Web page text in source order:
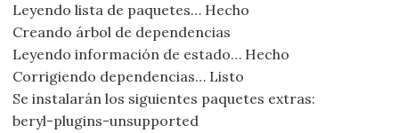
Leyendo lista de paquetes… Hecho
Creando árbol de dependencias
Leyendo información de estado… Hecho
Corrigiendo dependencias… Listo
Se instalarán los siguientes paquetes extras:
beryl-plugins-unsupported